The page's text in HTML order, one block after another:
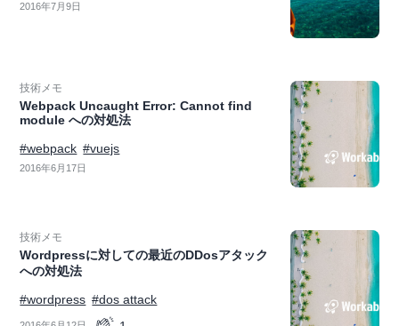
2016年7月9日
技術メモ
Webpack Uncaught Error: Cannot find
module への対処法
#webpack #vuejs
2016年6月17日
技術メモ
Wordpressに対しての最近のDDosアタック
への対処法
#wordpress #dos attack